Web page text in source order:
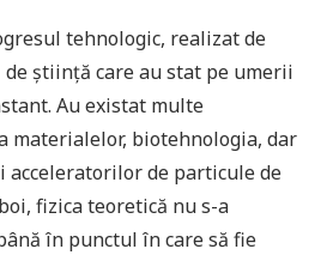
tehnologic, realizat de
știință care au stat pe umerii
Au existat multe
materialelor, biotehnologia, dar
acceleratorilor de particule de
fizica teoretică nu s-a
în punctul în care să fie